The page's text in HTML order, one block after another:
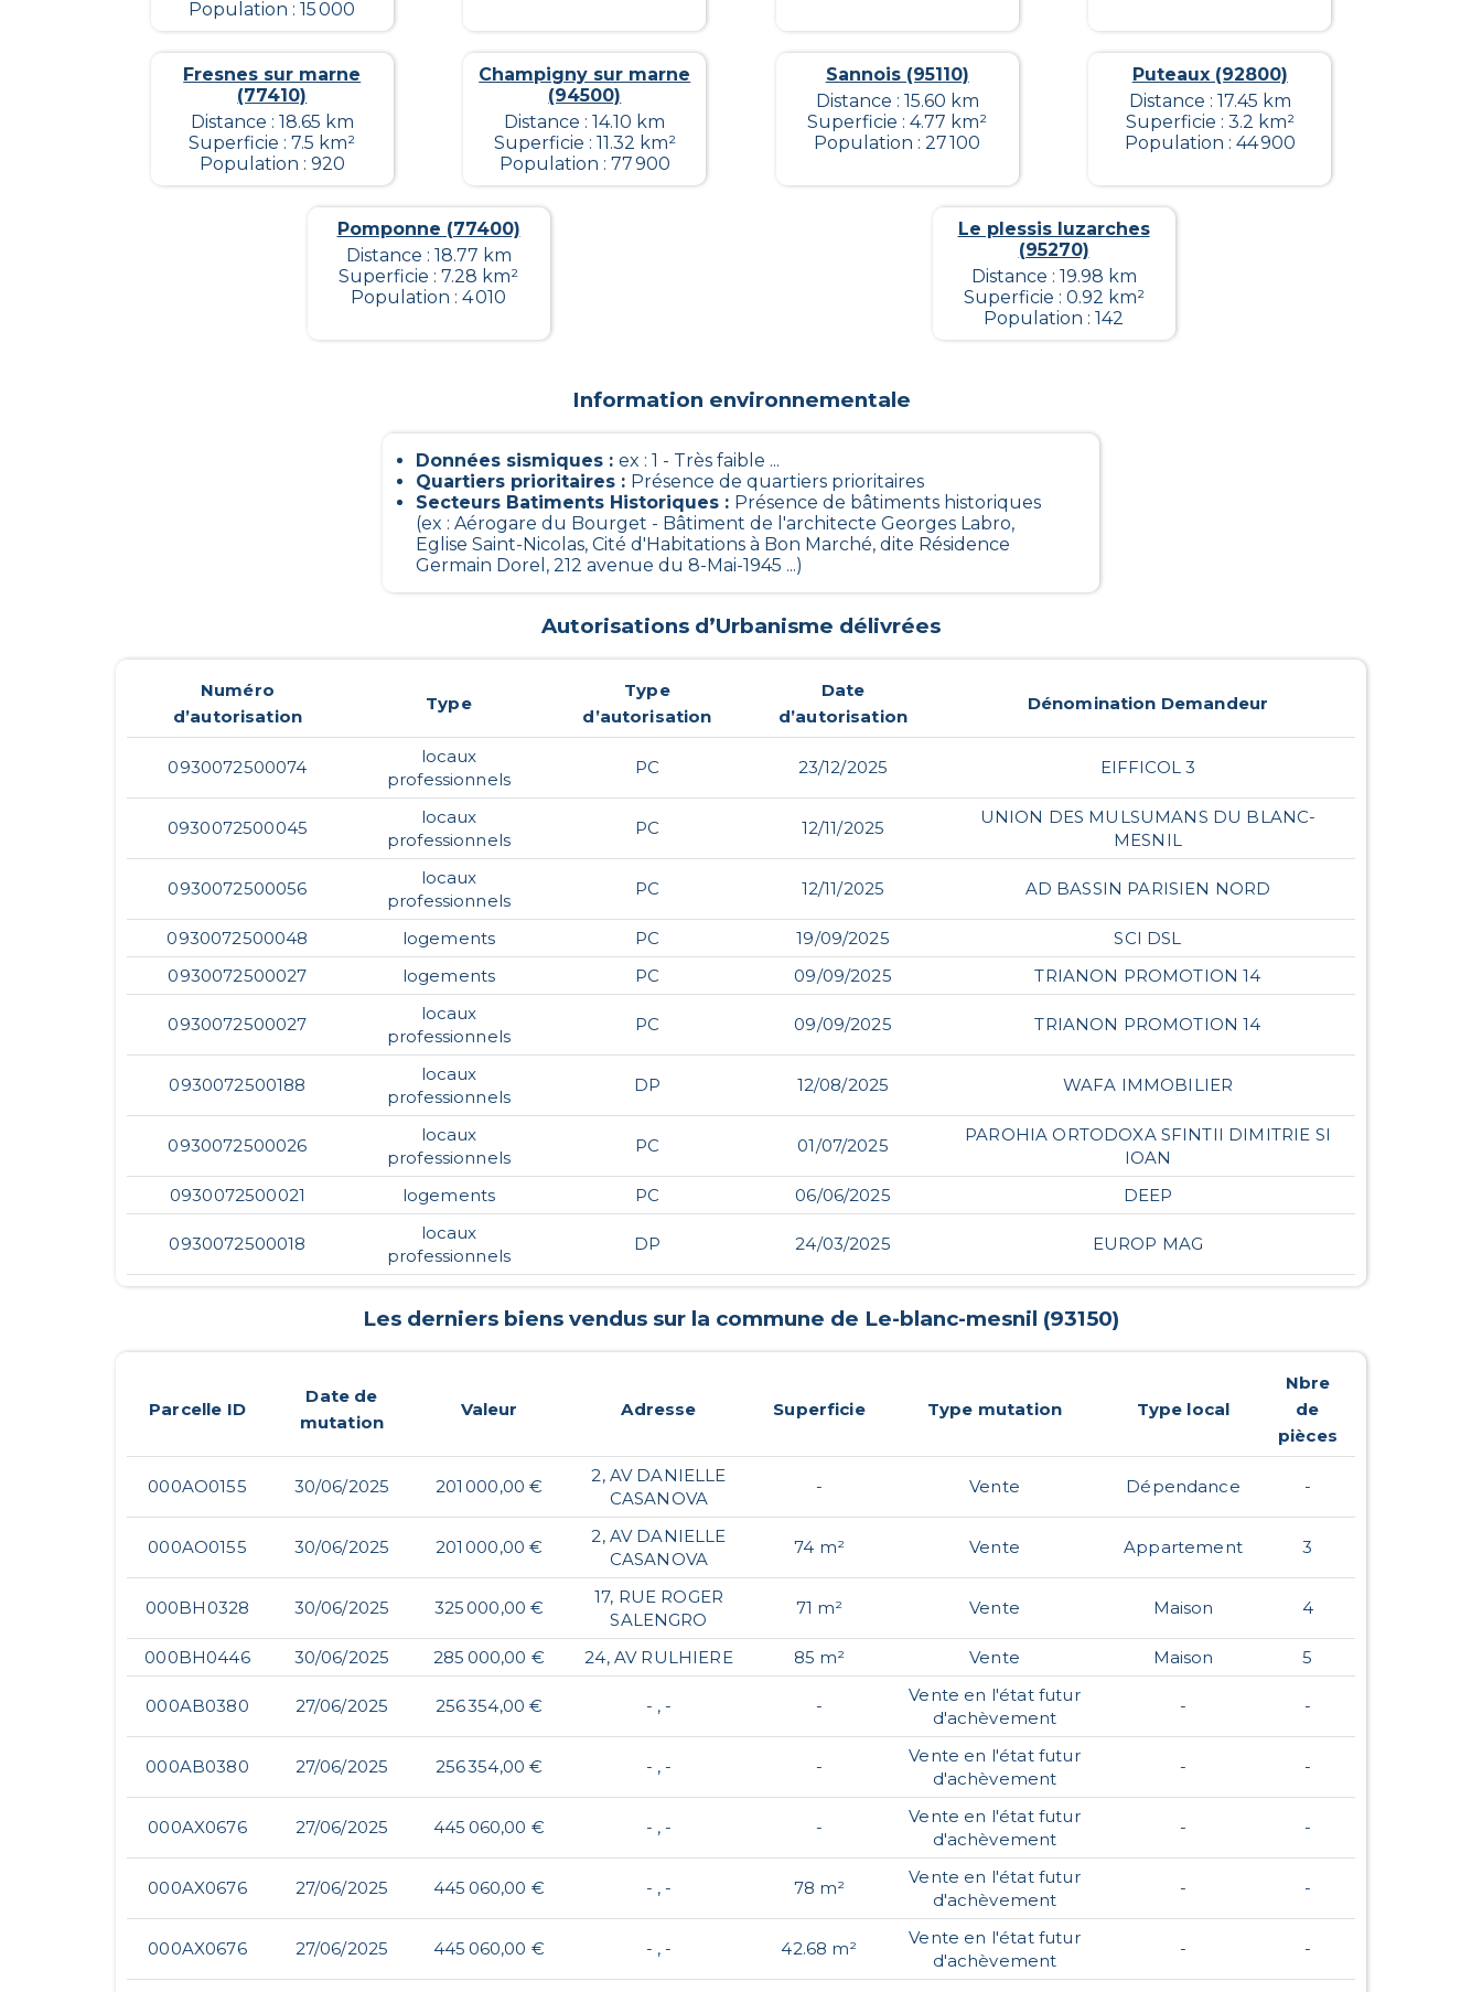
Population : 15 000
Fresnes sur marne
(77410)
Distance : 18.65 km
Superficie : 7.5 km²
Population : 920
Champigny sur marne
(94500)
Distance : 14.10 km
Superficie : 11.32 km²
Population : 77 900
Sannois (95110)
Distance : 15.60 km
Superficie : 4.77 km²
Population : 27 100
Puteaux (92800)
Distance : 17.45 km
Superficie : 3.2 km²
Population : 44 900
Pomponne (77400)
Distance : 18.77 km
Superficie : 7.28 km²
Population : 4 010
Le plessis luzarches
(95270)
Distance : 19.98 km
Superficie : 0.92 km²
Population : 142
Information environnementale
Données sismiques : ex : 1 - Très faible ...
Quartiers prioritaires : Présence de quartiers prioritaires
Secteurs Batiments Historiques : Présence de bâtiments historiques
(ex : Aérogare du Bourget - Bâtiment de l'architecte Georges Labro,
Eglise Saint-Nicolas, Cité d'Habitations à Bon Marché, dite Résidence
Germain Dorel, 212 avenue du 8-Mai-1945 ...)
Autorisations d’Urbanisme délivrées
Numéro
d’autorisation
Type
Type
d’autorisation
Date
d’autorisation
Dénomination Demandeur
0930072500074
locaux
professionnels
PC 23/12/2025 EIFFICOL 3
0930072500045
locaux
professionnels
PC 12/11/2025
UNION DES MULSUMANS DU BLANC-
MESNIL
0930072500056
locaux
professionnels
PC 12/11/2025 AD BASSIN PARISIEN NORD
0930072500048 logements PC 19/09/2025
SCI DSL
0930072500027
logements PC 09/09/2025 TRIANON PROMOTION 14
0930072500027
locaux
professionnels
PC 09/09/2025 TRIANON PROMOTION 14
0930072500188
locaux
professionnels
DP 12/08/2025 WAFA IMMOBILIER
0930072500026
locaux
professionnels
PC 01/07/2025
PAROHIA ORTODOXA SFINTII DIMITRIE SI
IOAN
0930072500021
logements PC 06/06/2025 DEEP
0930072500018
locaux
professionnels
DP 24/03/2025 EUROP MAG
Les derniers biens vendus sur la commune de Le-blanc-mesnil (93150)
Parcelle ID
Date de
mutation
Valeur Adresse Superficie Type mutation Type local
Nbre
de
pièces
000AO0155 30/06/2025 201 000,00 €
2, AV DANIELLE
CASANOVA
- Vente Dépendance -
000AO0155 30/06/2025 201 000,00 €
2, AV DANIELLE
CASANOVA
74 m² Vente Appartement 3
000BH0328 30/06/2025 325 000,00 €
17, RUE ROGER
SALENGRO
71 m² Vente Maison 4
000BH0446 30/06/2025 285 000,00 € 24, AV RULHIERE 85 m² Vente Maison 5
000AB0380 27/06/2025 256 354,00 € - , - -
Vente en l'état futur
d'achèvement
- -
000AB0380 27/06/2025 256 354,00 € - , - -
Vente en l'état futur
d'achèvement
- -
000AX0676 27/06/2025 445 060,00 € - , - -
Vente en l'état futur
d'achèvement
- -
000AX0676 27/06/2025 445 060,00 € - , - 78 m²
Vente en l'état futur
d'achèvement
- -
000AX0676 27/06/2025 445 060,00 € - , - 42.68 m²
Vente en l'état futur
d'achèvement
- -